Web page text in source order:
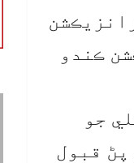
ڪندو
جو
27 ٽرانزيڪشن پڻ قبول